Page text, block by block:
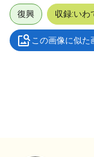
復興 収録:いわ
この画像に似た